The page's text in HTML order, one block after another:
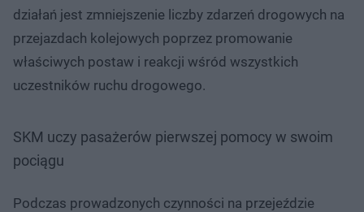
działań jest zmniejszenie liczby zdarzeń drogowych na
przejazdach kolejowych poprzez promowanie
właściwych postaw i reakcji wśród wszystkich
uczestników ruchu drogowego.
SKM uczy pasażerów pierwszej pomocy w swoim
pociągu
Podczas prowadzonych czynności na przejeździe